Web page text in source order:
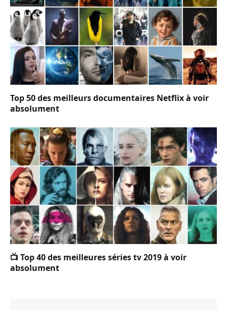
Top 50 des meilleurs documentaires Netflix à voir
absolument
📺 Top 40 des meilleures séries tv 2019 à voir
absolument